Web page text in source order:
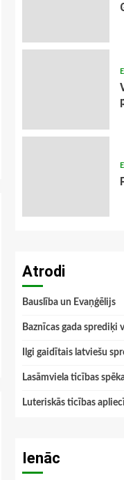
Atrodi
Bauslība un Evaņģēlijs
Baznīcas gada sprediķi
Ilgi gaidītais latviešu
Lasāmviela ticības
Luteriskās ticības
Ienāc